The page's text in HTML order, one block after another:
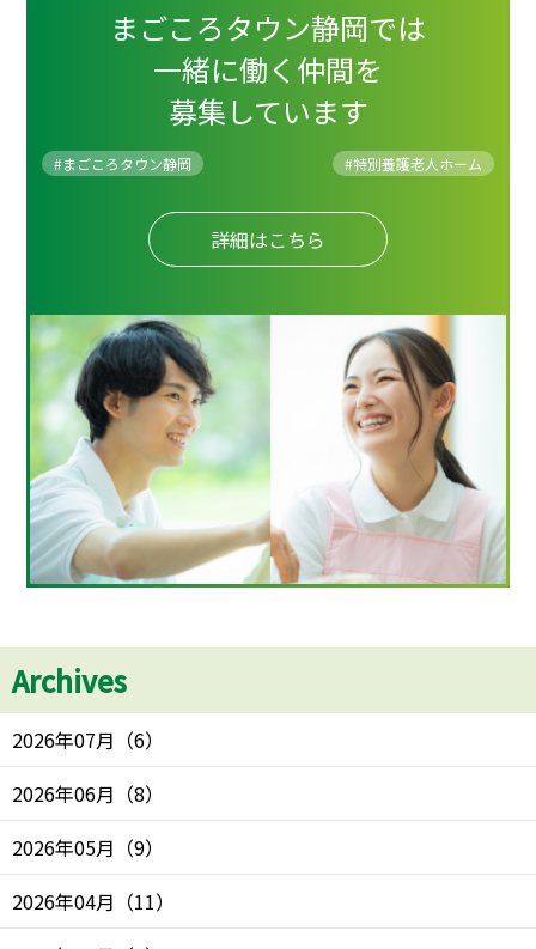
まごころタウン静岡では
一緒に働く仲間を
募集しています
#まごころタウン静岡 #特別養護老人ホーム
詳細はこちら
Archives
2026年07月 （6）
2026年06月 （8）
2026年05月 （9）
2026年04月 （11）